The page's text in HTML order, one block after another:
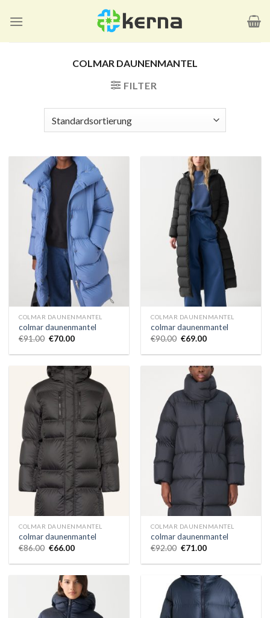
Inhalt
COLMAR DAUNENMANTEL
FILTER
COLMAR DAUNENMANTEL
colmar daunenmantel
€91.00 €70.00
COLMAR DAUNENMANTEL
colmar daunenmantel
€90.00 €69.00
COLMAR DAUNENMANTEL
colmar daunenmantel
€86.00 €66.00
COLMAR DAUNENMANTEL
colmar daunenmantel
€92.00 €71.00